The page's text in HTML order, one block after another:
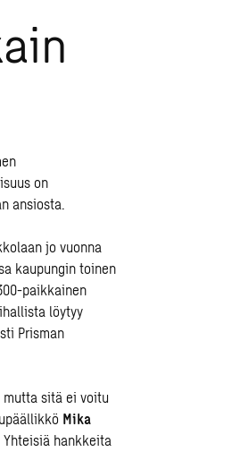
on
ansiosta.
jo vuonna
kaupungin toinen
paikkainen
löytyy
Prisman
mutta sitä ei voitu
Mika
hankkeita